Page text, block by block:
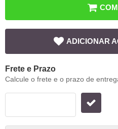
ADICIONAR
Frete e Prazo
Calcule o frete e o prazo de